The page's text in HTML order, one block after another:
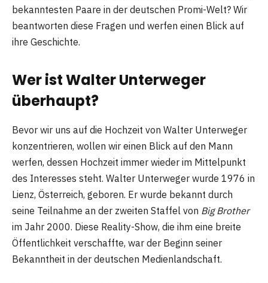
bekanntesten Paare in der deutschen Promi-Welt? Wir
beantworten diese Fragen und werfen einen Blick auf
ihre Geschichte.
Wer ist Walter Unterweger
überhaupt?
Bevor wir uns auf die Hochzeit von Walter Unterweger
konzentrieren, wollen wir einen Blick auf den Mann
werfen, dessen Hochzeit immer wieder im Mittelpunkt
des Interesses steht. Walter Unterweger wurde 1976 in
Lienz, Österreich, geboren. Er wurde bekannt durch
seine Teilnahme an der zweiten Staffel von Big Brother
im Jahr 2000. Diese Reality-Show, die ihm eine breite
Öffentlichkeit verschaffte, war der Beginn seiner
Bekanntheit in der deutschen Medienlandschaft.